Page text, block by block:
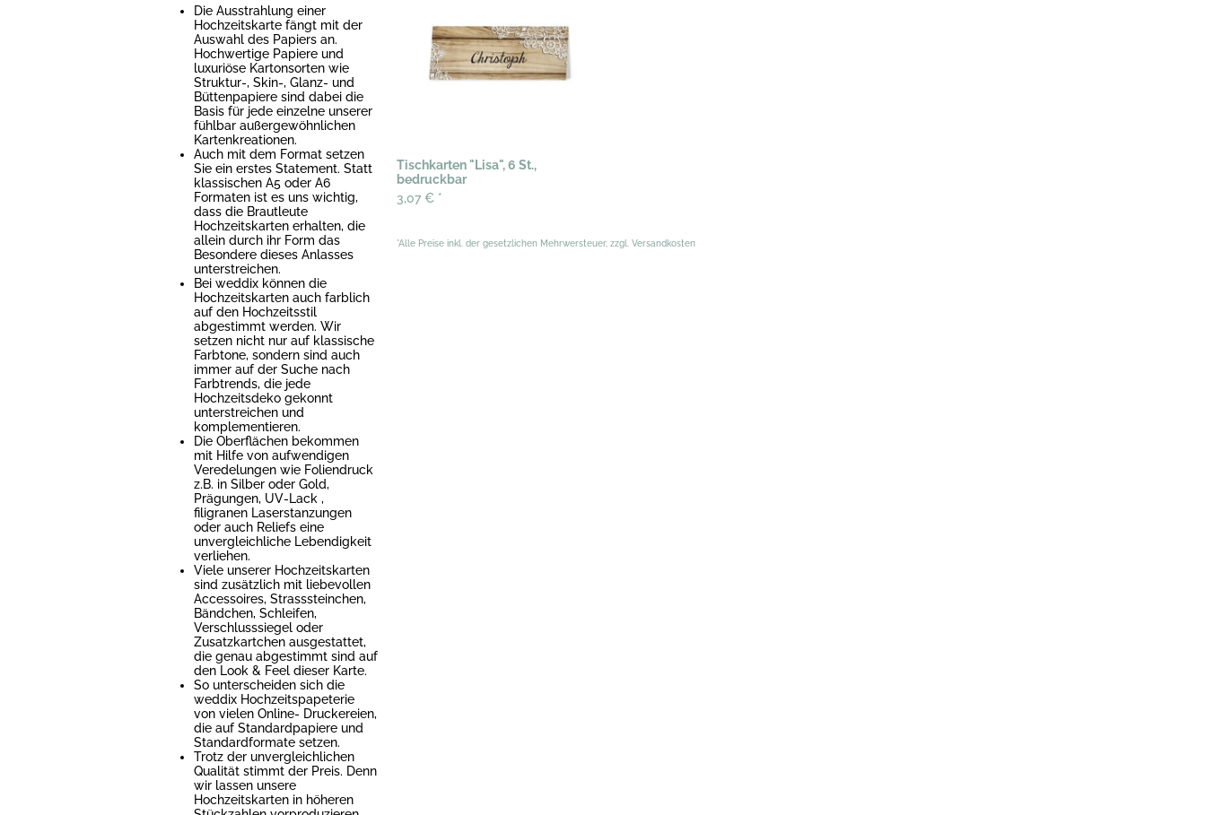
Die Ausstrahlung einer
Hochzeitskarte fängt mit der
Auswahl des Papiers an.
Hochwertige Papiere und
luxuriöse Kartonsorten wie
Struktur-, Skin-, Glanz- und
Büttenpapiere sind dabei die
Basis für jede einzelne unserer
fühlbar außergewöhnlichen
Kartenkreationen.
Auch mit dem Format setzen
Sie ein erstes Statement. Statt
klassischen A5 oder A6
Formaten ist es uns wichtig,
dass die Brautleute
Hochzeitskarten erhalten, die
allein durch ihr Form das
Besondere dieses Anlasses
unterstreichen.
Bei weddix können die
Hochzeitskarten auch farblich
auf den Hochzeitsstil
abgestimmt werden. Wir
setzen nicht nur auf klassische
Farbtone, sondern sind auch
immer auf der Suche nach
Farbtrends, die jede
Hochzeitsdeko gekonnt
unterstreichen und
komplementieren.
Die Oberflächen bekommen
mit Hilfe von aufwendigen
Veredelungen wie Foliendruck
z.B. in Silber oder Gold,
Prägungen, UV-Lack ,
filigranen Laserstanzungen
oder auch Reliefs eine
unvergleichliche Lebendigkeit
verliehen.
Viele unserer Hochzeitskarten
sind zusätzlich mit liebevollen
Accessoires, Strasssteinchen,
Bändchen, Schleifen,
Verschlusssiegel oder
Zusatzkartchen ausgestattet,
die genau abgestimmt sind auf
den Look & Feel dieser Karte.
So unterscheiden sich die
weddix Hochzeitspapeterie
von vielen Online- Druckereien,
die auf Standardpapiere und
Standardformate setzen.
Trotz der unvergleichlichen
Qualität stimmt der Preis. Denn
wir lassen unsere
Hochzeitskarten in höheren
Tischkarten "Lisa", 6 St.,
bedruckbar
3,07 € *
*Alle Preise inkl. der gesetzlichen Mehrwersteuer, zzgl. Versandkosten